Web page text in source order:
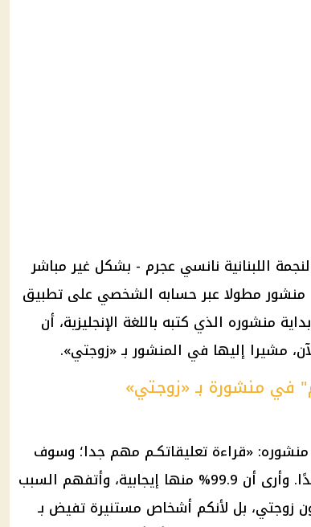
اللبنانية نانسي عجرم - بشكل غير مباشر
منشور مطولا عبر حسابه الشخصي على تطبيق
منشوره الذي كتبه باللغة الإنجليزية، أن
مشيرا إليها في المنشور بـ «زوجتي».
في منشورة بـ «زوجتي»
«قراءة تعليقاتكـم مهم جدا؛ وسوف
أستمر في فعل ذلك من الآن فصاعدًا. وأرى أن 99.9% منها إيجابية، وأتفهم السبب
زوجتي، بل لأنكم أشخاص مستنيرة تفيض بـ